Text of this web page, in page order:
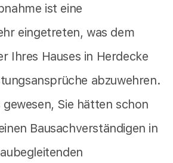
ist eine
eingetreten, was dem
Ihres Hauses in Herdecke
abzuwehren.
gewesen, Sie hätten schon
Bausachverständigen in